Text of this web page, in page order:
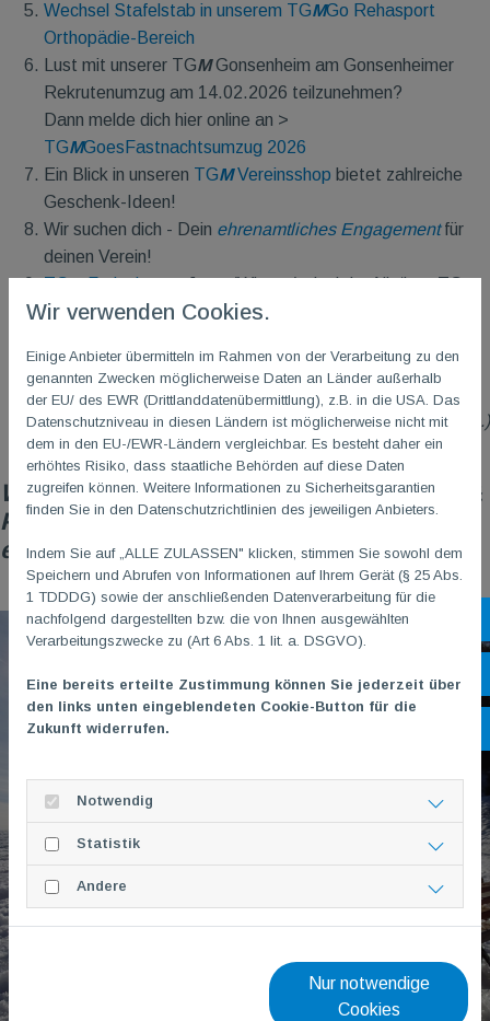
Wechsel Stafelstab in unserem TGMGo Rehasport
Orthopädie-Bereich
Lust mit unserer TGMGonsenheim am Gonsenheimer
Rekrutenumzug am 14.02.2026 teilzunehmen?
Dann melde dich hier online an >
TGMGoesFastnachtsumzug 2026
Ein Blick in unseren TGMVereinsshop bietet zahlreiche
Geschenk-Ideen!
Wir suchen dich - Dein ehrenamtliches Engagement für
deinen Verein!
TGMFerienhaus- Jetzt (Winter-)urlaub im Allgäuer TGM
Haus buchen!
(Außersportliches, Team, Termine, Räumlichkeiten, etc.)
TGMServiceleistungen(Hallenschließungen,
Mitgliedschaft,„Self Service Point“,Stellenangebote , etc.)
Fundsachen
Wir wünschen allen TGMlern, Freunden &
Partnern unseres Vereins, schöne und
erholsame Weihnachtsferien!
Wir verwenden Cookies.
Einige Anbieter übermitteln im Rahmen von der Verarbeitung zu den
genannten Zwecken möglicherweise Daten an Länder außerhalb
der EU/ des EWR (Drittlanddatenübermittlung), z.B. in die USA. Das
Datenschutzniveau in diesen Ländern ist möglicherweise nicht mit
dem in den EU-/EWR-Ländern vergleichbar. Es besteht daher ein
erhöhtes Risiko, dass staatliche Behörden auf diese Daten
zugreifen können. Weitere Informationen zu Sicherheitsgarantien
finden Sie in den Datenschutzrichtlinien des jeweiligen Anbieters.
Indem Sie auf „ALLE ZULASSEN" klicken, stimmen Sie sowohl dem
Speichern und Abrufen von Informationen auf Ihrem Gerät (§ 25 Abs.
1 TDDDG) sowie der anschließenden Datenverarbeitung für die
nachfolgend dargestellten bzw. die von Ihnen ausgewählten
Verarbeitungszwecke zu (Art 6 Abs. 1 lit. a. DSGVO).
Eine bereits erteilte Zustimmung können Sie jederzeit über
den links unten eingeblendeten Cookie-Button für die
Zukunft widerrufen.
Notwendig
Statistik
Andere
Nur notwendige
Cookies